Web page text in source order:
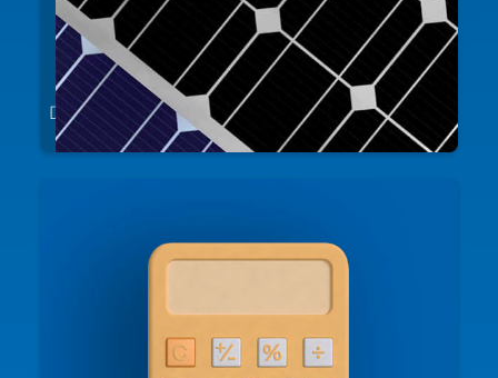
Despanneaux noirs ou bleus ? Vous choisissez.